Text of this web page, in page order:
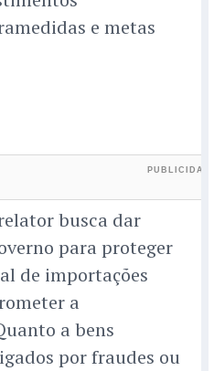
e metas
busca dar
para proteger
de importações
a
a bens
por fraudes ou